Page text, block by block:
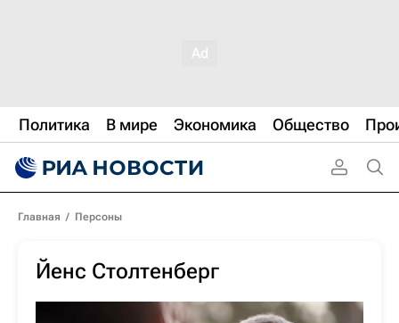
Политика В мире Экономика Общество
Главная / Персоны
Йенс Столтенберг